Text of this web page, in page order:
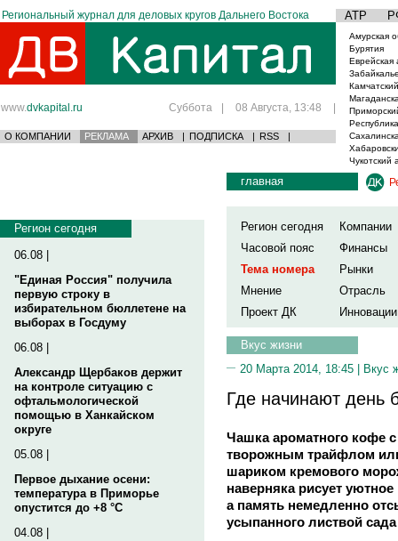
Региональный журнал для деловых кругов Дальнего Востока АТР
www.dvkapital.ru Суббота | 08 Августа, 13:48 |
О КОМПАНИИ РЕКЛАМА АРХИВ | ПОДПИСКА | RSS |
Амурская
Бурятия
Еврейская
Чукотский
Регион сегодня
06.08 |
"Единая Россия" получила
первую строку в
избирательном бюллетене на
выборах в Госдуму
06.08 |
Александр Щербаков держит
на контроле ситуацию с
офтальмологической
помощью в Ханкайском
округе
05.08 |
Первое дыхание осени:
температура в Приморье
опустится до +8 °C
04.08 |
главная
Регион сегодня
Компании
Часовой пояс
Финансы
Тема номера
Рынки
Мнение
Отрасль
Проект ДК
Инновации
Вкус жизни
20 Марта 2014, 18:45 | Вкус
Где начинают день
Чашка ароматного кофе
творожным трайфлом
шариком кремового
наверняка рисует
а память немедленно
усыпанного листвой